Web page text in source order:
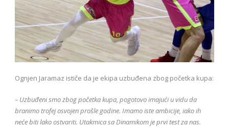
Ognjen Jaramaz ističe da je ekipa uzbuđena zbog početka kupa:
– Uzbuđeni smo zbog početka kupa, pogotovo imajući u vidu da
branimo trofej osvojen prošle godine. Imamo iste ambicije, iako ih
neće biti lako ostvariti. Utakmica sa Dinamikom je prvi test za nas.